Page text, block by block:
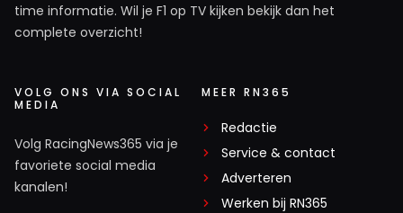
time informatie. Wil je F1 op TV kijken bekijk dan het
complete overzicht!
VOLG ONS VIA SOCIAL
MEDIA
Volg RacingNews365 via je
favoriete social media
kanalen!
MEER RN365
Redactie
Service & contact
Adverteren
Werken bij RN365